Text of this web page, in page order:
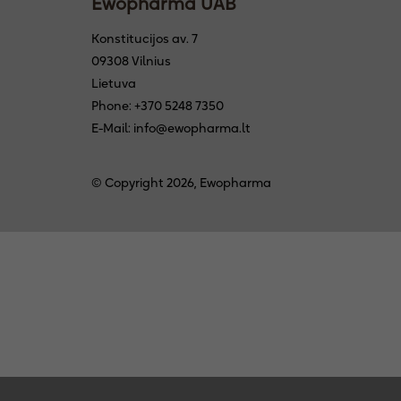
Konstitucijos av. 7
09308 Vilnius
Lietuva
Phone: +370 5248 7350
E-Mail: info@ewopharma.lt
© Copyright 2026, Ewopharma